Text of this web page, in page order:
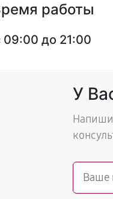
работы
09:00 до 21:00
У